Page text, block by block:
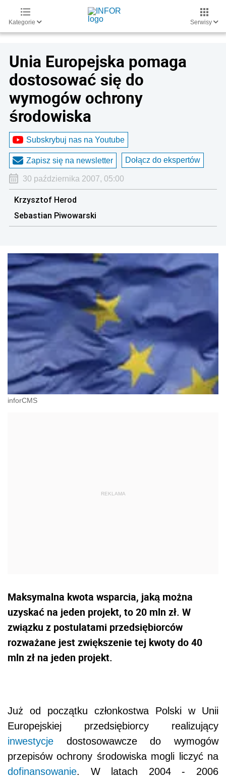
Kategorie Serwisy
Unia Europejska pomaga
dostosować się do
wymogów ochrony
środowiska
Subskrybuj nas na Youtube
Zapisz się na newsletter Dołącz do ekspertów
30 października 2007, 05:00
Krzysztof Herod
Sebastian Piwowarski
inforCMS
Maksymalna kwota wsparcia, jaką można
uzyskać na jeden projekt, to 20 mln zł. W
związku z postulatami przedsiębiorców
rozważane jest zwiększenie tej kwoty do 40
mln zł na jeden projekt.
Już od początku członkostwa Polski w Unii
Europejskiej przedsiębiorcy realizujący
inwestycje dostosowawcze do wymogów
przepisów ochrony środowiska mogli liczyć na
dofinansowanie. W latach 2004 - 2006